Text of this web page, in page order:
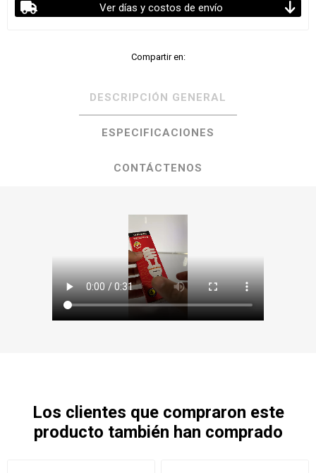
Ver días y costos de envío
Compartir en:
DESCRIPCIÓN GENERAL
ESPECIFICACIONES
CONTÁCTENOS
Los clientes que compraron este
producto también han comprado